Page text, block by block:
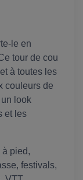
le en
tour de cou
à toutes les
couleurs de
look
et les
à pied,
festivals,